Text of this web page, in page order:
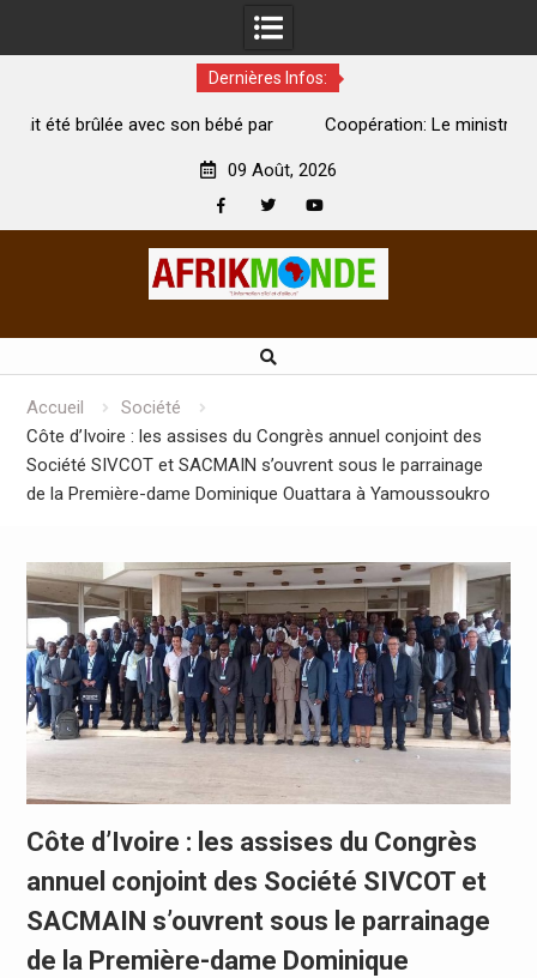
Dernières Infos:
par
Coopération: Le ministre Indien Kirti Vardhan Singh à
09 Août, 2026
Accueil
Société
Côte d’Ivoire : les assises du Congrès annuel conjoint des
Société SIVCOT et SACMAIN s’ouvrent sous le parrainage
de la Première-dame Dominique Ouattara à Yamoussoukro
Côte d’Ivoire : les assises du Congrès
annuel conjoint des Société SIVCOT et
SACMAIN s’ouvrent sous le parrainage
de la Première-dame Dominique